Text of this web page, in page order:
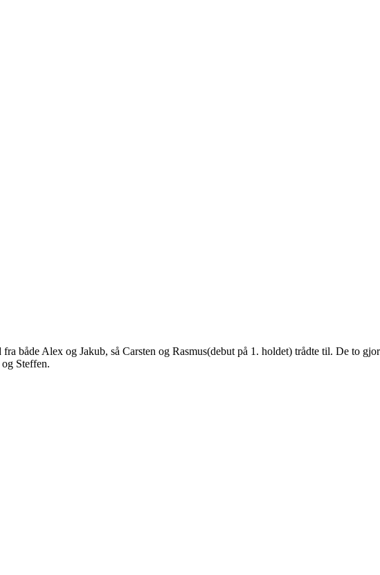
både Alex og Jakub, så Carsten og Rasmus(debut på 1. holdet) trådte til. De to
Steffen.